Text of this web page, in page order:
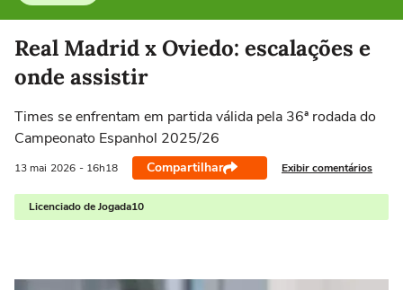
Selecione o time para ver as notícias
Real Madrid x Oviedo: escalações e
onde assistir
Times se enfrentam em partida válida pela 36ª rodada do
Campeonato Espanhol 2025/26
13 mai 2026 - 16h18 Compartilhar Exibir comentários
Licenciado de Jogada10